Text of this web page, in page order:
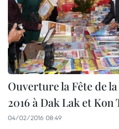
Ouverture la Fête de
2016 à Dak Lak et Kon
04/02/2016 08:49